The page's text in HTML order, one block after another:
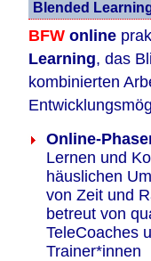
Blended
BFW online
Learning, das
kombinierten
Online-
Lernen und
häuslichen
von Zeit und
betreut von
TeleCoaches
Trainer*innen